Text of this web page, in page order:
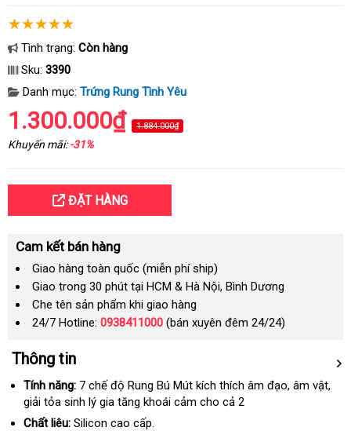
Tình trạng: Còn hàng
Sku: 3390
Danh mục: Trứng Rung Tình Yêu
1.300.000₫ 1.884.000₫
Khuyến mãi:-31%
ĐẶT HÀNG
Cam kết bán hàng
Giao hàng toàn quốc (miễn phí ship)
Giao trong 30 phút tại HCM & Hà Nội, Bình Dương
Che tên sản phẩm khi giao hàng
24/7 Hotline: 0938411000 (bán xuyên đêm 24/24)
Thông tin
Tính năng: 7 chế độ Rung Bú Mút kích thích âm đạotự
, âm vậtlừa
,
giải tỏa sinh lý gia tăng khoái cảm cho cả 2
Chất liêu: Silicon cao cấp.